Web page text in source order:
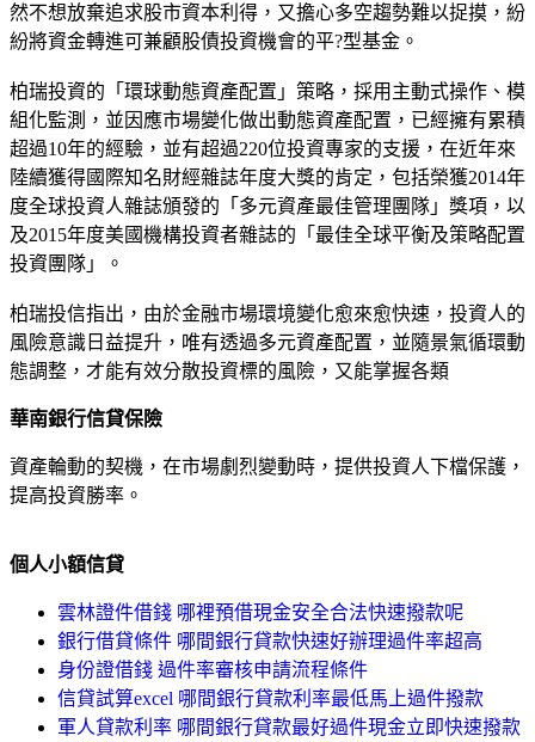
然不想放棄追求股市資本利得，又擔心多空趨勢難以捉摸，紛
紛將資金轉進可兼顧股債投資機會的平?型基金。
柏瑞投資的「環球動態資產配置」策略，採用主動式操作、模
組化監測，並因應市場變化做出動態資產配置，已經擁有累積
超過10年的經驗，並有超過220位投資專家的支援，在近年來
陸續獲得國際知名財經雜誌年度大獎的肯定，包括榮獲2014年
度全球投資人雜誌頒發的「多元資產最佳管理團隊」獎項，以
及2015年度美國機構投資者雜誌的「最佳全球平衡及策略配置
投資團隊」。
柏瑞投信指出，由於金融市場環境變化愈來愈快速，投資人的
風險意識日益提升，唯有透過多元資產配置，並隨景氣循環動
態調整，才能有效分散投資標的風險，又能掌握各類
華南銀行信貸保險
資產輪動的契機，在市場劇烈變動時，提供投資人下檔保護，
提高投資勝率。
個人小額信貸
雲林證件借錢 哪裡預借現金安全合法快速撥款呢
銀行借貸條件 哪間銀行貸款快速好辦理過件率超高
身份證借錢 過件率審核申請流程條件
信貸試算excel 哪間銀行貸款利率最低馬上過件撥款
軍人貸款利率 哪間銀行貸款最好過件現金立即快速撥款